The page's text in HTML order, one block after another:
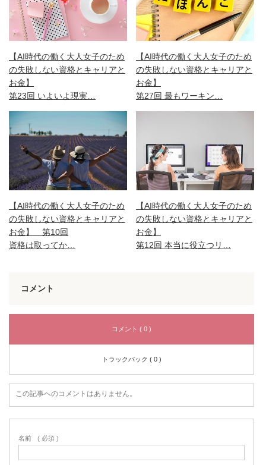
【AI時代の働く大人女子のため
の失敗しない資格とキャリアと
お金】
第23回 いよいよ現実…
【AI時代の働く大人女子のため
の失敗しない資格とキャリアと
お金】
第27回 最もワーキン…
【AI時代の働く大人女子のため
の失敗しない資格とキャリアと
お金】 第10回
資格は取ってか…
【AI時代の働く大人女子のため
の失敗しない資格とキャリアと
お金】
第12回 本当に役立つリ…
コメント
コメント ( 0 )
トラックバック ( 0 )
この記事へのコメントはありません。
名前 ( 必須 )